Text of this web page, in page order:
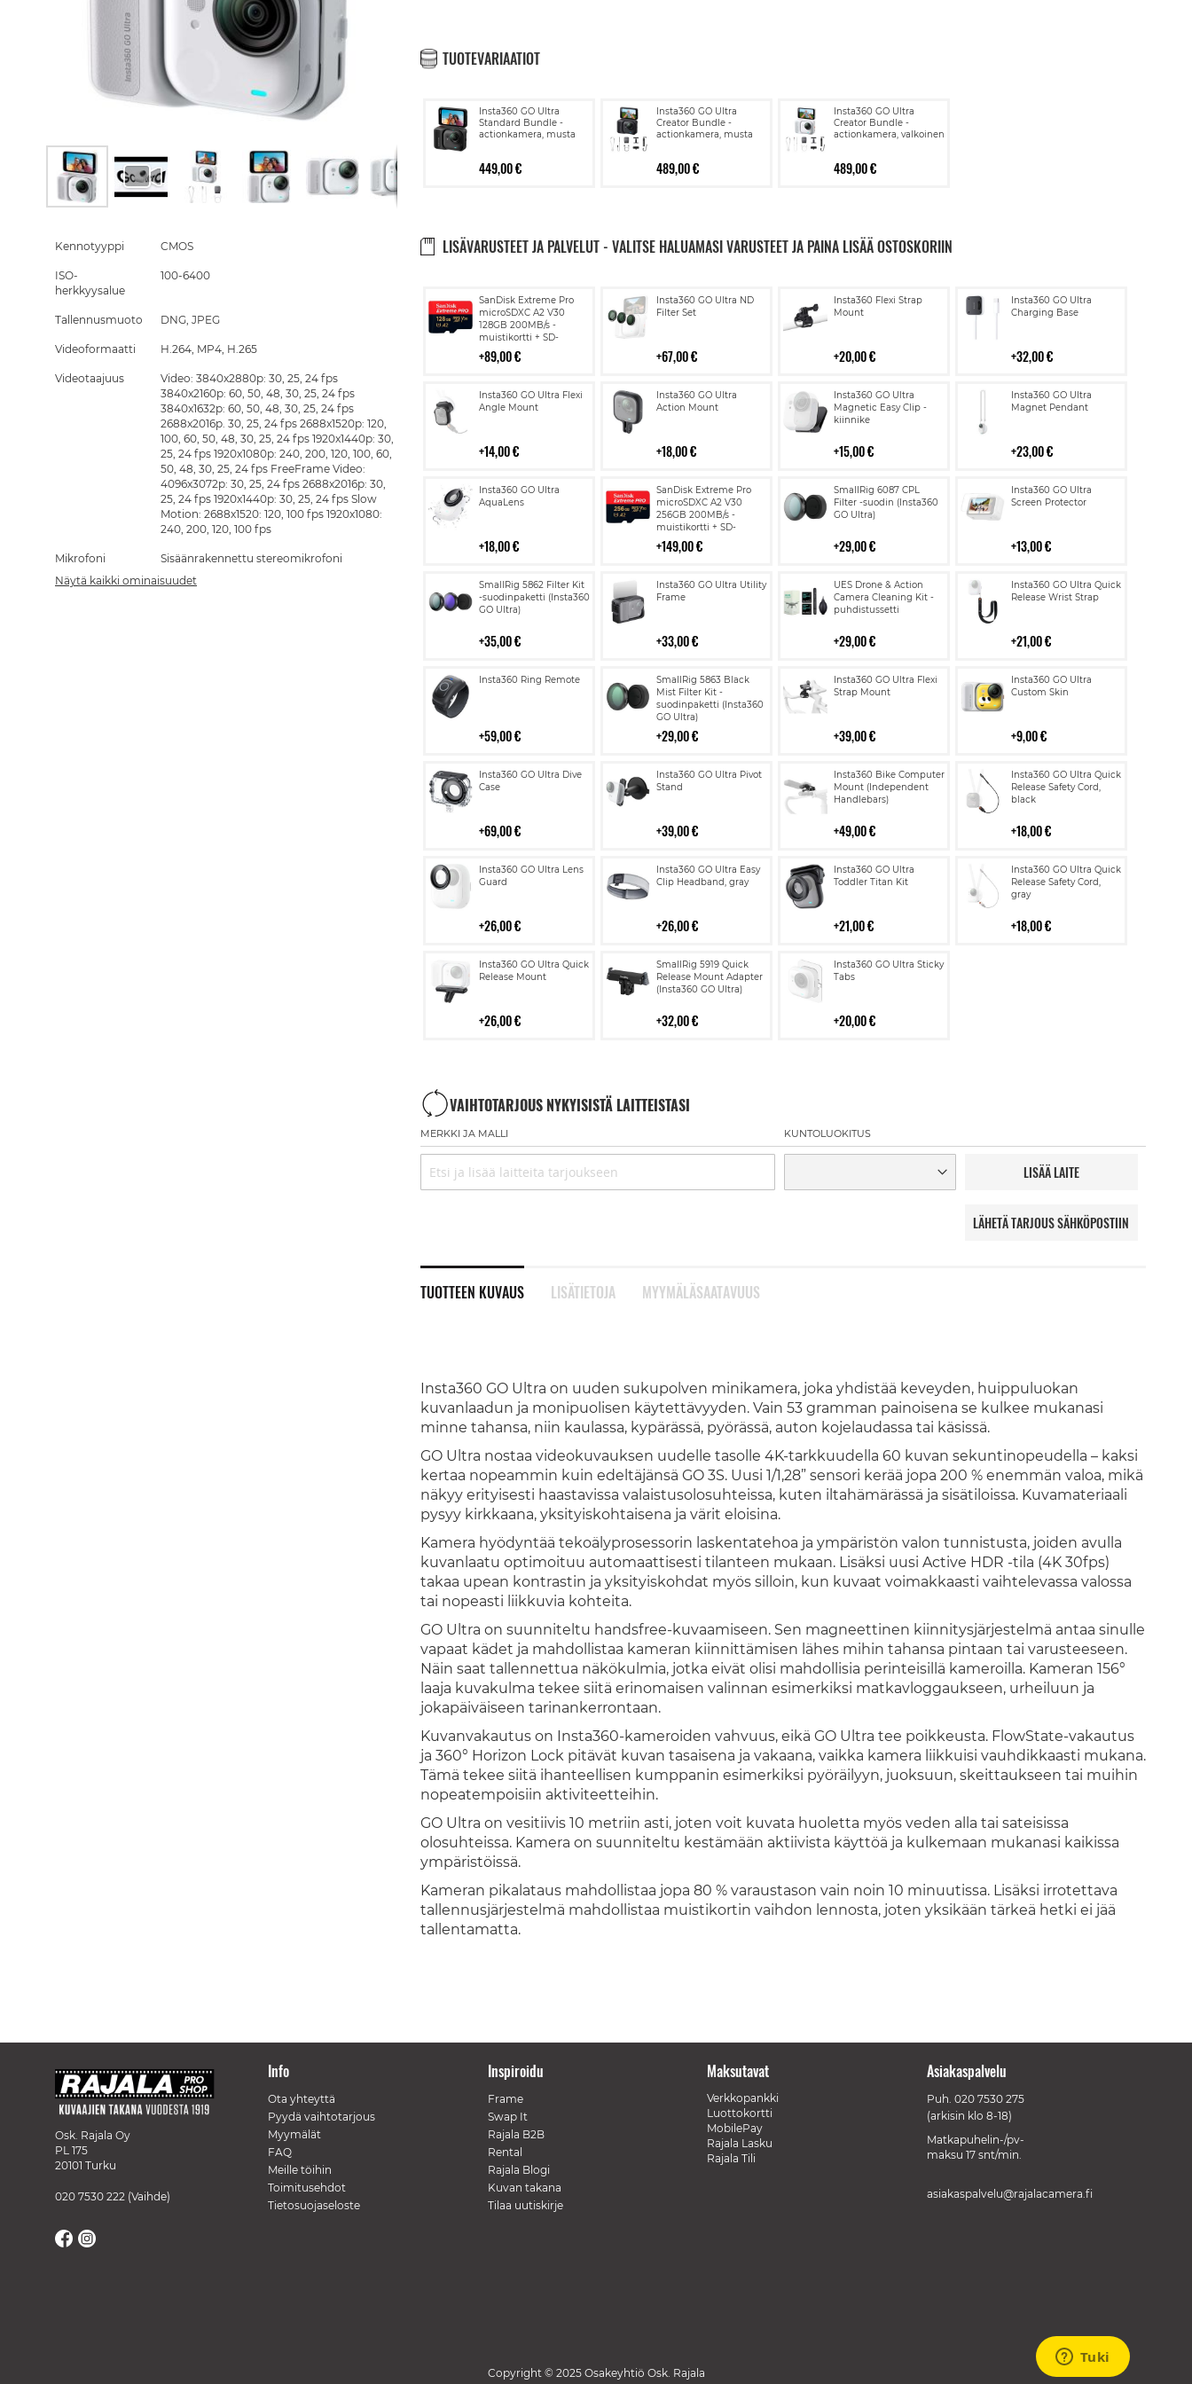
TUOTEVARIAATIOT
Insta360 GO Ultra
Standard Bundle -
actionkamera, musta
449,00 €
Insta360 GO Ultra
Creator Bundle -
actionkamera, musta
489,00 €
Insta360 GO Ultra
Creator Bundle -
actionkamera, valkoinen
489,00 €
LISÄVARUSTEET JA PALVELUT - VALITSE HALUAMASI VARUSTEET JA PAINA LISÄÄ OSTOSKORIIN
SanDisk Extreme Pro
microSDXC A2 V30
128GB 200MB/s -
muistikortti + SD-
adapteri
89,00 €
Lisää
ostoskoriin
Insta360 GO Ultra ND
Filter Set
67,00 €
Lisää
ostoskoriin
Insta360 Flexi Strap
Mount
20,00 €
Lisää
ostoskoriin
Insta360 GO Ultra
Charging Base
32,00 €
Lisää
ostoskoriin
Insta360 GO Ultra Flexi
Angle Mount
14,00 €
Lisää
ostoskoriin
Insta360 GO Ultra
Action Mount
18,00 €
Lisää
ostoskoriin
Insta360 GO Ultra
Magnetic Easy Clip -
kiinnike
15,00 €
Lisää
ostoskoriin
Insta360 GO Ultra
Magnet Pendant
23,00 €
Lisää
ostoskoriin
Insta360 GO Ultra
AquaLens
18,00 €
Lisää
ostoskoriin
SanDisk Extreme Pro
microSDXC A2 V30
256GB 200MB/s -
muistikortti + SD-
adapteri
149,00 €
Lisää
ostoskoriin
SmallRig 6087 CPL
Filter -suodin (Insta360
GO Ultra)
29,00 €
Lisää
ostoskoriin
Insta360 GO Ultra
Screen Protector
13,00 €
Lisää
ostoskoriin
SmallRig 5862 Filter Kit
-suodinpaketti (Insta360
GO Ultra)
35,00 €
Lisää
ostoskoriin
Insta360 GO Ultra Utility
Frame
33,00 €
Lisää
ostoskoriin
UES Drone & Action
Camera Cleaning Kit -
puhdistussetti
29,00 €
Lisää
ostoskoriin
Insta360 GO Ultra Quick
Release Wrist Strap
21,00 €
Lisää
ostoskoriin
Insta360 Ring Remote
59,00 €
Lisää
SmallRig 5863 Black
Mist Filter Kit -
suodinpaketti (Insta360
GO Ultra)
29,00 €
Lisää
ostoskoriin
Insta360 GO Ultra Flexi
Strap Mount
39,00 €
Lisää
ostoskoriin
Insta360 GO Ultra
Custom Skin
9,00 €
Lisää
ostoskoriin
Insta360 GO Ultra Dive
Case
69,00 €
Lisää
ostoskoriin
Insta360 GO Ultra Pivot
Stand
39,00 €
Lisää
ostoskoriin
Insta360 Bike Computer
Mount (Independent
Handlebars)
49,00 €
Lisää
ostoskoriin
Insta360 GO Ultra Quick
Release Safety Cord,
black
18,00 €
Lisää
ostoskoriin
Insta360 GO Ultra Lens
Guard
26,00 €
Lisää
ostoskoriin
Insta360 GO Ultra Easy
Clip Headband, gray
26,00 €
Lisää
ostoskoriin
Insta360 GO Ultra
Toddler Titan Kit
21,00 €
Lisää
ostoskoriin
Insta360 GO Ultra Quick
Release Safety Cord,
gray
18,00 €
Lisää
ostoskoriin
Insta360 GO Ultra Quick
Release Mount
26,00 €
Lisää
ostoskoriin
SmallRig 5919 Quick
Release Mount Adapter
(Insta360 GO Ultra)
32,00 €
Lisää
ostoskoriin
Insta360 GO Ultra Sticky
Tabs
20,00 €
Lisää
ostoskoriin
VAIHTOTARJOUS NYKYISISTÄ LAITTEISTASI
MERKKI JA MALLI KUNTOLUOKITUS
LISÄÄ LAITE
LÄHETÄ TARJOUS SÄHKÖPOSTIIN
TUOTTEEN KUVAUS
Insta360 GO Ultra on uuden sukupolven minikamera, joka yhdistää keveyden, huippuluokan
kuvanlaadun ja monipuolisen käytettävyyden. Vain 53 gramman painoisena se kulkee mukanasi
minne tahansa, niin kaulassa, kypärässä, pyörässä, auton kojelaudassa tai käsissä.
GO Ultra nostaa videokuvauksen uudelle tasolle 4K-tarkkuudella 60 kuvan sekuntinopeudella – kaksi
kertaa nopeammin kuin edeltäjänsä GO 3S. Uusi 1/1,28” sensori kerää jopa 200 % enemmän valoa, mikä
näkyy erityisesti haastavissa valaistusolosuhteissa, kuten iltahämärässä ja sisätiloissa. Kuvamateriaali
pysyy kirkkaana, yksityiskohtaisena ja värit eloisina.
Kamera hyödyntää tekoälyprosessorin laskentatehoa ja ympäristön valon tunnistusta, joiden avulla
kuvanlaatu optimoituu automaattisesti tilanteen mukaan. Lisäksi uusi Active HDR -tila (4K 30fps)
takaa upean kontrastin ja yksityiskohdat myös silloin, kun kuvaat voimakkaasti vaihtelevassa valossa
tai nopeasti liikkuvia kohteita.
GO Ultra on suunniteltu handsfree-kuvaamiseen. Sen magneettinen kiinnitysjärjestelmä antaa sinulle
vapaat kädet ja mahdollistaa kameran kiinnittämisen lähes mihin tahansa pintaan tai varusteeseen.
Näin saat tallennettua näkökulmia, jotka eivät olisi mahdollisia perinteisillä kameroilla. Kameran 156°
laaja kuvakulma tekee siitä erinomaisen valinnan esimerkiksi matkavloggaukseen, urheiluun ja
jokapäiväiseen tarinankerrontaan.
Kuvanvakautus on Insta360-kameroiden vahvuus, eikä GO Ultra tee poikkeusta. FlowState-vakautus
ja 360° Horizon Lock pitävät kuvan tasaisena ja vakaana, vaikka kamera liikkuisi vauhdikkaasti mukana.
Tämä tekee siitä ihanteellisen kumppanin esimerkiksi pyöräilyyn, juoksuun, skeittaukseen tai muihin
nopeatempoisiin aktiviteetteihin.
GO Ultra on vesitiivis 10 metriin asti, joten voit kuvata huoletta myös veden alla tai sateisissa
olosuhteissa. Kamera on suunniteltu kestämään aktiivista käyttöä ja kulkemaan mukanasi kaikissa
ympäristöissä.
Kameran pikalataus mahdollistaa jopa 80 % varaustason vain noin 10 minuutissa. Lisäksi irrotettava
tallennusjärjestelmä mahdollistaa muistikortin vaihdon lennosta, joten yksikään tärkeä hetki ei jää
tallentamatta.
LISÄTIETOJA MYYMÄLÄSAATAVUUS
the
the
gallery
Kennotyyppi CMOS
ISO-
herkkyysalue
100-6400
Tallennusmuoto DNG, JPEG
Videoformaatti H.264, MP4, H.265
Videotaajuus
Video: 3840x2880p: 30, 25, 24 fps
3840x2160p: 60, 50, 48, 30, 25, 24 fps
3840x1632p: 60, 50, 48, 30, 25, 24 fps
2688x2016p. 30, 25, 24 fps 2688x1520p: 120,
100, 60, 50, 48, 30, 25, 24 fps 1920x1440p: 30,
25, 24 fps 1920x1080p: 240, 200, 120, 100, 60,
50, 48, 30, 25, 24 fps FreeFrame Video:
4096x3072p: 30, 25, 24 fps 2688x2016p: 30,
25, 24 fps 1920x1440p: 30, 25, 24 fps Slow
Motion: 2688x1520: 120, 100 fps 1920x1080:
240, 200, 120, 100 fps
Mikrofoni
Sisäänrakennettu stereomikrofoni
Näytä kaikki ominaisuudet
Osk. Rajala Oy
PL 175
20101 Turku
020 7530 222 (Vaihde)
Info
Ota yhteyttä
Pyydä vaihtotarjous
Myymälät
FAQ
Meille töihin
Toimitusehdot
Tietosuojaseloste
Inspiroidu
Frame
Swap It
Rajala B2B
Rental
Rajala Blogi
Kuvan takana
Tilaa uutiskirje
Maksutavat
Verkkopankki
Luottokortti
MobilePay
Rajala Lasku
Rajala Tili
Asiakaspalvelu
Puh. 020 7530 275
(arkisin klo 8-18)
Matkapuhelin-/pv-
maksu 17 snt/min.
asiakaspalvelu@rajalacamera.fi
Copyright © 2025 Osakeyhtiö Osk. Rajala